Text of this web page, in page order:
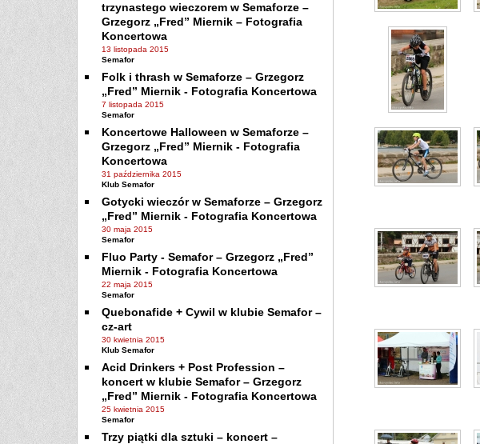
trzynastego wieczorem w Semaforze –
Grzegorz „Fred” Miernik – Fotografia
Koncertowa
13 listopada 2015
Semafor
Folk i thrash w Semaforze – Grzegorz
„Fred” Miernik - Fotografia Koncertowa
7 listopada 2015
Semafor
Koncertowe Halloween w Semaforze –
Grzegorz „Fred” Miernik - Fotografia
Koncertowa
31 października 2015
Klub Semafor
Gotycki wieczór w Semaforze – Grzegorz
„Fred” Miernik - Fotografia Koncertowa
30 maja 2015
Semafor
Fluo Party - Semafor – Grzegorz „Fred”
Miernik - Fotografia Koncertowa
22 maja 2015
Semafor
Quebonafide + Cywil w klubie Semafor –
cz-art
30 kwietnia 2015
Klub Semafor
Acid Drinkers + Post Profession –
koncert w klubie Semafor – Grzegorz
„Fred” Miernik - Fotografia Koncertowa
25 kwietnia 2015
Semafor
Trzy piątki dla sztuki – koncert –